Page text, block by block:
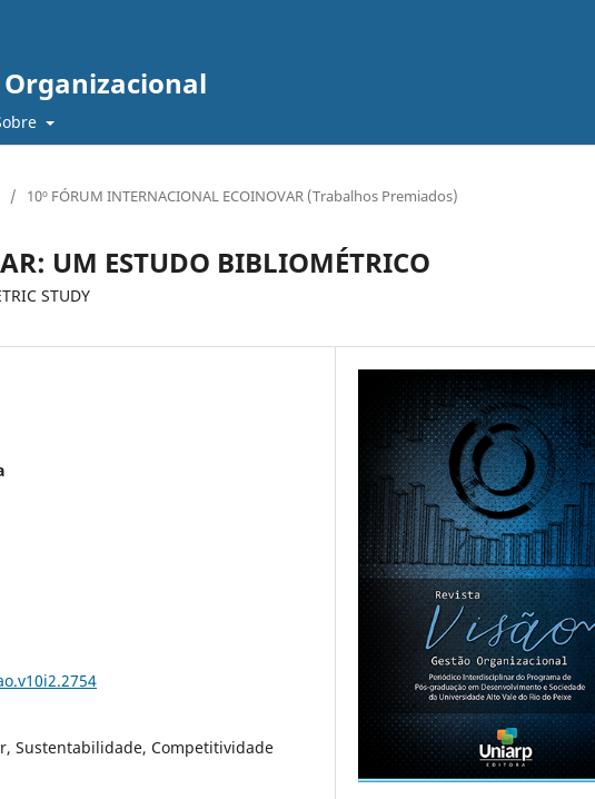
Organizacional
/ 10º FÓRUM INTERNACIONAL ECOINOVAR (Trabalhos Premiados)
UM ESTUDO BIBLIOMÉTRICO
STUDY
Sustentabilidade, Competitividade